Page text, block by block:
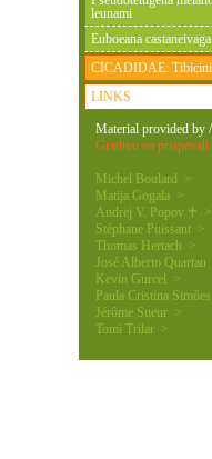
leunami
Euboeana castaneivaga
CICADIDAE:
LINKS
Material provided by /
Gradivo so prispevali:
Michel Boulard >
Matija Gogala >
Andrej V. Popov ♰ >
Stéphane Puissant >
Thomas Hertach >
José Alberto Quartau
Kevin Gurcel >
Paula Cristina
Jérôme Sueur >
Tomi Trilar >